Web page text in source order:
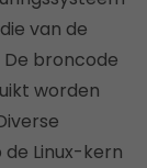
van de
broncode
worden
Linux-kern